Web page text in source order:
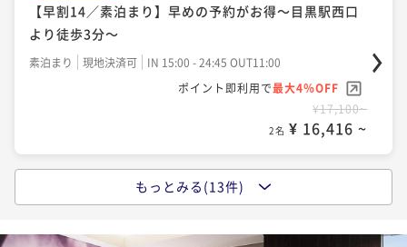
【早割14／素泊まり】早めの予約がお得～目黒駅西口
より徒歩3分～
素泊まり 現地決済可
IN 15:00 - 24:45 OUT11:00
ポイント即利用で最大4％OFF
¥17,100~
2名 ¥ 16,416 ~
【今が予約どき】【素泊まり】スタンダードプラン〜
目黒駅西口より徒歩3分～
もっとみる(13件)